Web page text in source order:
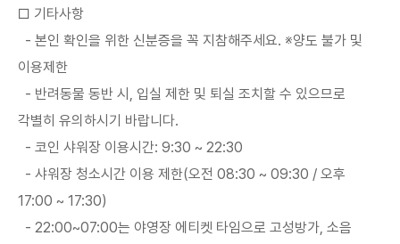
□ 기타사항
- 본인 확인을 위한 신분증을 꼭 지참해주세요. ※양도 불가 및
이용제한
- 반려동물 동반 시, 입실 제한 및 퇴실 조치할 수 있으므로
각별히 유의하시기 바랍니다.
- 코인 샤워장 이용시간: 9:30 ~ 22:30
- 샤워장 청소시간 이용 제한(오전 08:30 ~ 09:30 / 오후
17:00 ~ 17:30)
- 22:00~07:00는 야영장 에티켓 타임으로 고성방가, 소음